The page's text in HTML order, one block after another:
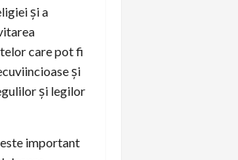
și a
care pot fi
și
și legilor
este important